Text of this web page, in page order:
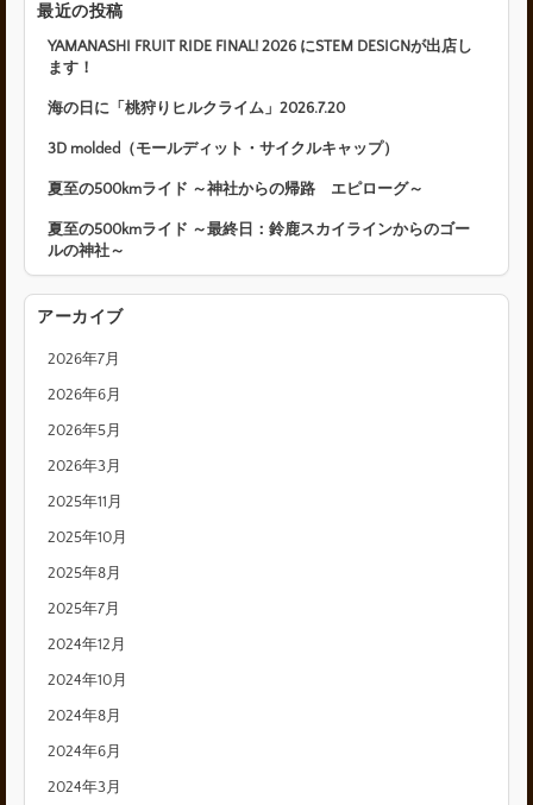
最近の投稿
YAMANASHI FRUIT RIDE FINAL! 2026 にSTEM DESIGNが出店し
ます！
海の日に「桃狩りヒルクライム」2026.7.20
3D molded（モールディット・サイクルキャップ）
夏至の500kmライド ～神社からの帰路 エピローグ～
夏至の500kmライド ～最終日：鈴鹿スカイラインからのゴー
ルの神社～
アーカイブ
2026年7月
2026年6月
2026年5月
2026年3月
2025年11月
2025年10月
2025年8月
2025年7月
2024年12月
2024年10月
2024年8月
2024年6月
2024年3月